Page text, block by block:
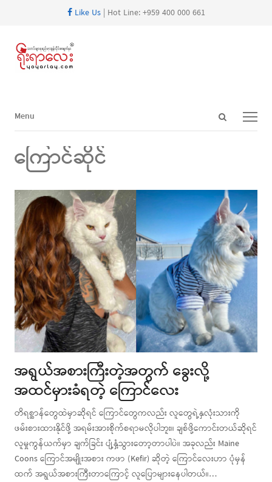
Like Us| Hot Line: +959 400 000 661
Open
Menu
Menu
ကြောင်ဆိုင်
အရွယ်အစားကြီးတဲ့အတွက် ခွေးလို့
အထင်မှားခံရတဲ့ ကြောင်လေး
တိရစ္ဆာန်တွေထဲမှာဆိုရင် ကြောင်တွေကလည်း လူတွေရဲ့နှလုံးသားကို
ဖမ်းစားထားနိုင်ဖို့ အရမ်းအားစိုက်စရာမလိုပါဘူး။ ချစ်ဖို့ကောင်းတယ်ဆိုရင်
လူမှုကွန်ယက်မှာ ချက်ခြင်း ပျံ့နှံ့သွားတော့တာပါပဲ။ အခုလည်း Maine
Coons ကြောင်အမျိုးအစား ကဖာ (Kefir) ဆိုတဲ့ ကြောင်လေးဟာ ပုံမှန်
ထက် အရွယ်အစားကြီးတာကြောင့် လူပြောများနေပါတယ်။…